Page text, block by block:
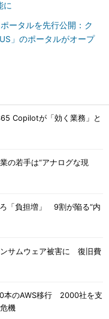
に
ータルを先行公開：ク
」のポータルがオープ
Copilotが「効く業務」と
の若手は“アナログな現
「負担増」 9割が陥る“内
サムウェア被害に 復旧費
本のAWS移行 2000社を支
機